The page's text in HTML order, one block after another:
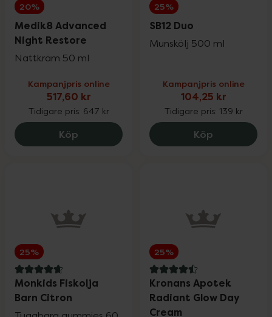
Wellibites
Wild
Nailner och Wortie 20%
Vårt eget varumärke
Ansiktsvård Upp till 25%
Kosttillskott Upp till 25%
Upp till 30%
20%
Medik8 Advanced
Night Restore
Nattkräm 50 ml
Kampanjpris online
517,60 kr
Tidigare pris: 647 kr
Köp Medik8 Advanced Night Restore, 517.6
25%
SB12 Duo
Munskölj 500 ml
Kampanjpris online
104,25 kr
Tidigare pris: 139 kr
Köp SB12 Duo,
25%
4.9 av 5 i omdöme
Monkids Fiskolja
Barn Citron
25%
4.5 av 5 i omdöme
Kronans Apotek
Radiant Glow Day
Cream